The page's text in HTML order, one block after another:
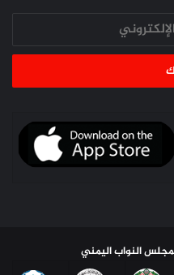
النواب اليمني